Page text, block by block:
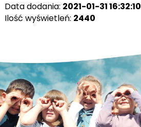
Data dodania: 2021-01-31 16:32:10
Ilość wyświetleń: 2440